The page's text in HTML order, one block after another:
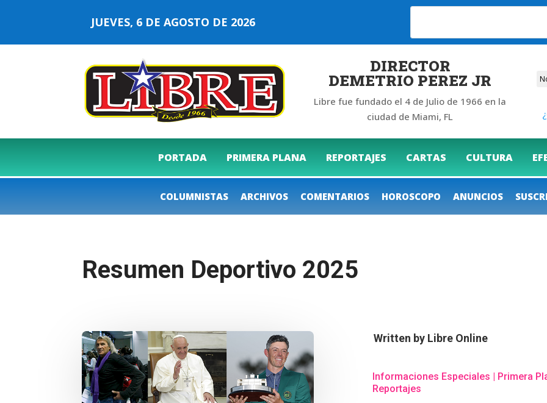
JUEVES, 6 DE AGOSTO DE 2026
DIRECTOR
DEMETRIO PEREZ JR
Libre fue fundado el 4 de Julio de 1966 en la
ciudad de Miami, FL
PORTADA PRIMERA PLANA REPORTAJES CARTAS CULTURA
COLUMNISTAS ARCHIVOS COMENTARIOS HOROSCOPO ANUNCIOS
Resumen Deportivo 2025
Written by Libre Online
Informaciones Especiales | Primera
Reportajes